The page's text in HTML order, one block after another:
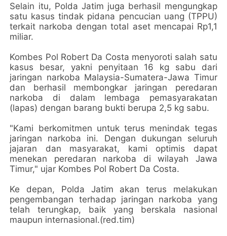
Selain itu, Polda Jatim juga berhasil mengungkap
satu kasus tindak pidana pencucian uang (TPPU)
terkait narkoba dengan total aset mencapai Rp1,1
miliar.
Kombes Pol Robert Da Costa menyoroti salah satu
kasus besar, yakni penyitaan 16 kg sabu dari
jaringan narkoba Malaysia-Sumatera-Jawa Timur
dan berhasil membongkar jaringan peredaran
narkoba di dalam lembaga pemasyarakatan
(lapas) dengan barang bukti berupa 2,5 kg sabu.
"Kami berkomitmen untuk terus menindak tegas
jaringan narkoba ini. Dengan dukungan seluruh
jajaran dan masyarakat, kami optimis dapat
menekan peredaran narkoba di wilayah Jawa
Timur," ujar Kombes Pol Robert Da Costa.
Ke depan, Polda Jatim akan terus melakukan
pengembangan terhadap jaringan narkoba yang
telah terungkap, baik yang berskala nasional
maupun internasional.(red.tim)